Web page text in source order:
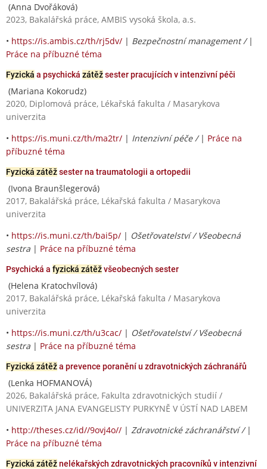
(Anna Dvořáková)
2023, Bakalářská práce, AMBIS vysoká škola, a.s.
• https://is.ambis.cz/th/rj5dv/ | Bezpečnostní management / |
Práce na příbuzné téma
Fyzická a psychická zátěžsester pracujících v intenzivní péči
(Mariana Kokorudz)
2020, Diplomová práce, Lékařská fakulta / Masarykova
univerzita
• https://is.muni.cz/th/ma2tr/ | Intenzivní péče / | Práce na
příbuzné téma
Fyzická zátěžsester na traumatologii a ortopedii
(Ivona Braunšlegerová)
2017, Bakalářská práce, Lékařská fakulta / Masarykova
univerzita
• https://is.muni.cz/th/bai5p/ | Ošetřovatelství / Všeobecná
sestra | Práce na příbuzné téma
Psychická a fyzická zátěžvšeobecných sester
(Helena Kratochvílová)
2017, Bakalářská práce, Lékařská fakulta / Masarykova
univerzita
• https://is.muni.cz/th/u3cac/ | Ošetřovatelství / Všeobecná
sestra | Práce na příbuzné téma
Fyzická zátěža prevence poranění u zdravotnických záchranářů
(Lenka HOFMANOVÁ)
2026, Bakalářská práce, Fakulta zdravotnických studií /
UNIVERZITA JANA EVANGELISTY PURKYNĚ V ÚSTÍ NAD LABEM
• http://theses.cz/id//9ovj4o// | Zdravotnické záchranářství / |
Práce na příbuzné téma
Fyzická zátěžnelékařských zdravotnických pracovníků v intenzivní